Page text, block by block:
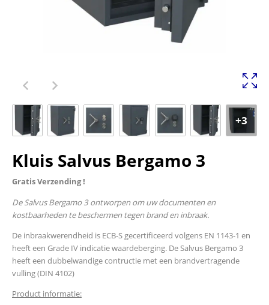
+3
Kluis Salvus Bergamo 3
Gratis Verzending !
De Salvus Bergamo 3 ontworpen om uw documenten en
kostbaarheden te beschermen tegen brand en inbraak.
De inbraakwerendheid is ECB-S gecertificeerd volgens EN 1143-1 en
heeft een Grade IV indicatie waardeberging. De Salvus Bergamo 3
heeft een dubbelwandige contructie met een brandvertragende
vulling (DIN 4102)
Product informatie: